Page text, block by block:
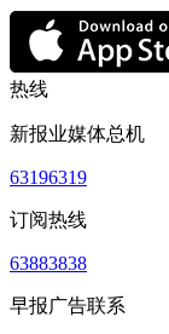
热线
新报业媒体总机
63196319
订阅热线
63883838
早报广告联系